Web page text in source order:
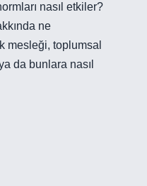
nasıl etkiler?
ne
mesleği, toplumsal
da bunlara nasıl